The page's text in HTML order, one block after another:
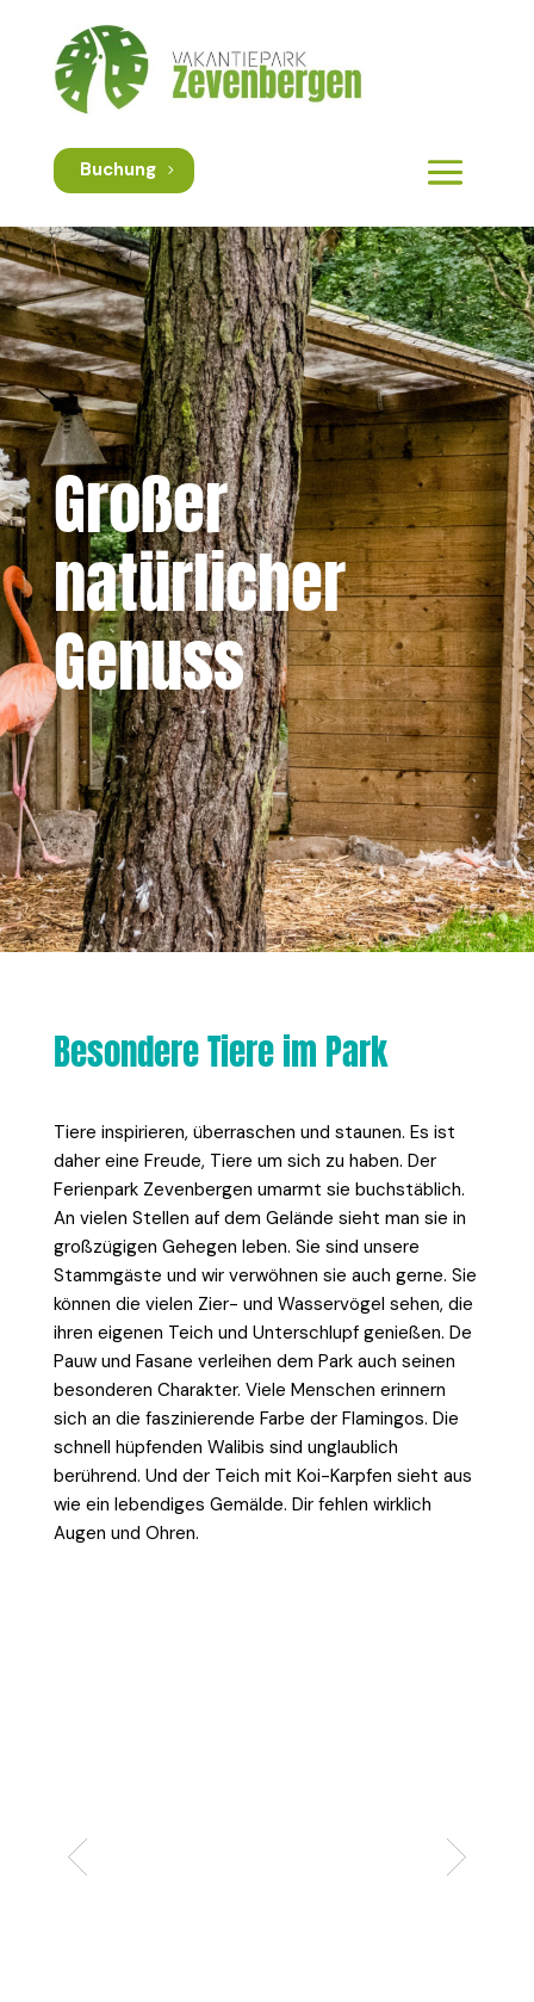
Buchung
Großer
natürlicher
Genuss
Besondere Tiere im Park
Tiere inspirieren, überraschen und staunen. Es ist
daher eine Freude, Tiere um sich zu haben. Der
Ferienpark Zevenbergen umarmt sie buchstäblich.
An vielen Stellen auf dem Gelände sieht man sie in
großzügigen Gehegen leben. Sie sind unsere
Stammgäste und wir verwöhnen sie auch gerne. Sie
können die vielen Zier- und Wasservögel sehen, die
ihren eigenen Teich und Unterschlupf genießen. De
Pauw und Fasane verleihen dem Park auch seinen
besonderen Charakter. Viele Menschen erinnern
sich an die faszinierende Farbe der Flamingos. Die
schnell hüpfenden Walibis sind unglaublich
berührend. Und der Teich mit Koi-Karpfen sieht aus
wie ein lebendiges Gemälde. Dir fehlen wirklich
Augen und Ohren.